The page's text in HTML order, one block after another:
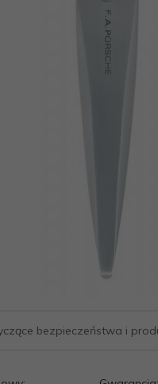
bezpieczeństwa i